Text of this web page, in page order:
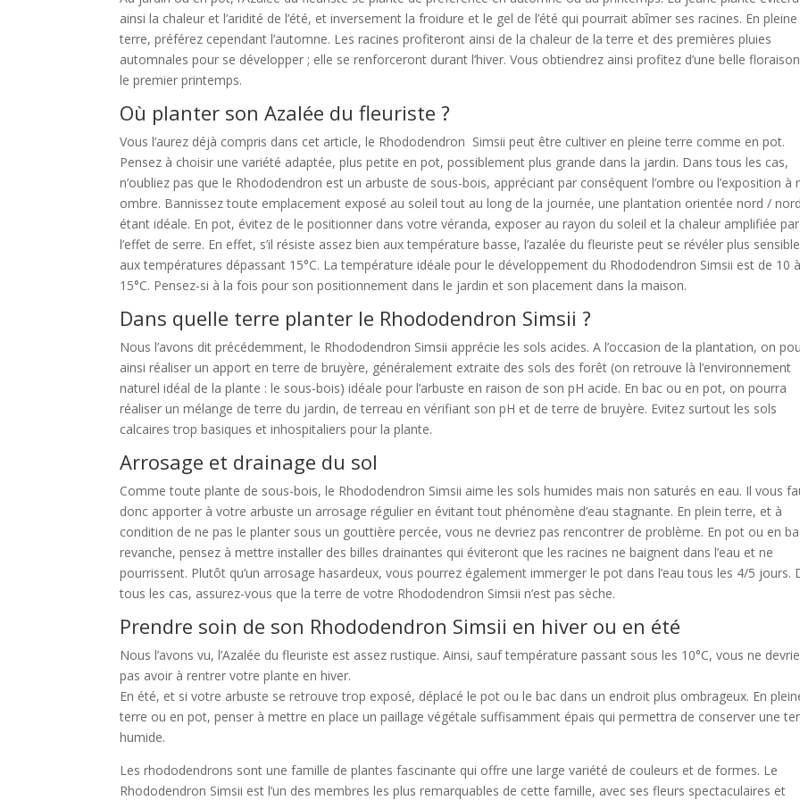
ainsi la chaleur et l’aridité de l’été, et inversement la froidure et le gel de l’été qui pourrait abîmer ses racines. En pleine
terre, préférez cependant l’automne. Les racines profiteront ainsi de la chaleur de la terre et des premières pluies
automnales pour se développer ; elle se renforceront durant l’hiver. Vous obtiendrez ainsi profitez d’une belle
le premier printemps.
Où planter son Azalée du fleuriste ?
Vous l’aurez déjà compris dans cet article, le Rhododendron Simsii peut être cultiver en pleine terre comme en pot.
Pensez à choisir une variété adaptée, plus petite en pot, possiblement plus grande dans la jardin. Dans tous les cas,
n’oubliez pas que le Rhododendron est un arbuste de sous-bois, appréciant par conséquent l’ombre ou l’exposition à
ombre. Bannissez toute emplacement exposé au soleil tout au long de la journée, une plantation orientée nord /
étant idéale. En pot, évitez de le positionner dans votre véranda, exposer au rayon du soleil et la chaleur amplifiée par
l’effet de serre. En effet, s’il résiste assez bien aux température basse, l’azalée du fleuriste peut se révéler plus
aux températures dépassant 15°C. La température idéale pour le développement du Rhododendron Simsii est de 10 à
15°C. Pensez-si à la fois pour son positionnement dans le jardin et son placement dans la maison.
Dans quelle terre planter le Rhododendron Simsii ?
Nous l’avons dit précédemment, le Rhododendron Simsii apprécie les sols acides. A l’occasion de la plantation, on
ainsi réaliser un apport en terre de bruyère, généralement extraite des sols des forêt (on retrouve là l’environnement
naturel idéal de la plante : le sous-bois) idéale pour l’arbuste en raison de son pH acide. En bac ou en pot, on pourra
réaliser un mélange de terre du jardin, de terreau en vérifiant son pH et de terre de bruyère. Evitez surtout les sols
calcaires trop basiques et inhospitaliers pour la plante.
Arrosage et drainage du sol
Comme toute plante de sous-bois, le Rhododendron Simsii aime les sols humides mais non saturés en eau. Il vous
donc apporter à votre arbuste un arrosage régulier en évitant tout phénomène d’eau stagnante. En plein terre, et à
condition de ne pas le planter sous un gouttière percée, vous ne devriez pas rencontrer de problème. En pot ou en
revanche, pensez à mettre installer des billes drainantes qui éviteront que les racines ne baignent dans l’eau et ne
pourrissent. Plutôt qu’un arrosage hasardeux, vous pourrez également immerger le pot dans l’eau tous les 4/5 jours.
tous les cas, assurez-vous que la terre de votre Rhododendron Simsii n’est pas sèche.
Prendre soin de son Rhododendron Simsii en hiver ou en été
Nous l’avons vu, l’Azalée du fleuriste est assez rustique. Ainsi, sauf température passant sous les 10°C, vous ne
pas avoir à rentrer votre plante en hiver.
En été, et si votre arbuste se retrouve trop exposé, déplacé le pot ou le bac dans un endroit plus ombrageux. En
terre ou en pot, penser à mettre en place un paillage végétale suffisamment épais qui permettra de conserver une
humide.
Les rhododendrons sont une famille de plantes fascinante qui offre une large variété de couleurs et de formes. Le
Rhododendron Simsii est l’un des membres les plus remarquables de cette famille, avec ses fleurs spectaculaires et